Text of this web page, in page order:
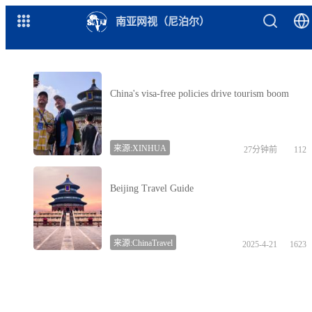
南亚网视（尼泊尔）
China's visa-free policies drive tourism boom
来源:XINHUA 27分钟前 112
Beijing Travel Guide
来源:ChinaTravel 2025-4-21 1623